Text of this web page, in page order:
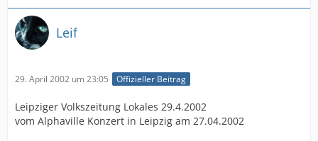
Leif
29. April 2002 um 23:05 Offizieller Beitrag
Leipziger Volkszeitung Lokales 29.4.2002
vom Alphaville Konzert in Leipzig am 27.04.2002